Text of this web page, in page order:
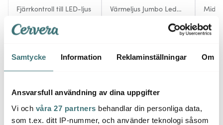
Samtycke Information Reklaminställningar Om
Ansvarsfull användning av dina uppgifter
Vi och våra 27 partners behandlar din personliga data,
som t.ex. ditt IP-nummer, och använder teknologi såsom
Fjärrkontroll till LED-ljus
119 kr
Värmeljus Jumbo Led
359
Låt dig inspireras av våra kunder